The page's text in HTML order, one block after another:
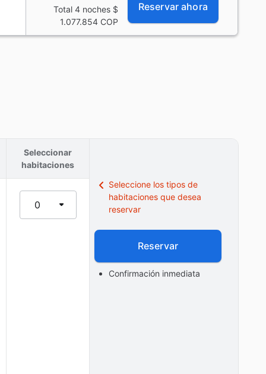
Total 4 noches $
1.077.854COP
Reservar ahora
Seleccionar
habitaciones
0
Seleccione los tipos de
habitaciones que desea
reservar
Reservar
Confirmación inmediata